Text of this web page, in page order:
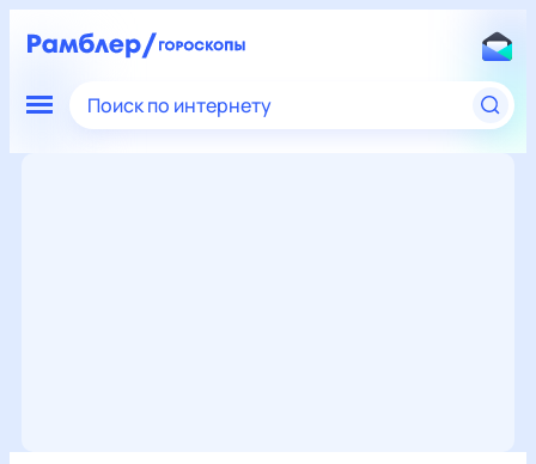
Поиск по интернету